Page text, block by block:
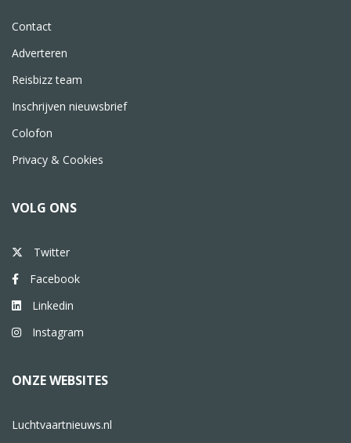
Contact
Adverteren
Reisbizz team
Inschrijven nieuwsbrief
Colofon
Privacy & Cookies
VOLG ONS
Twitter
Facebook
Linkedin
Instagram
ONZE WEBSITES
Luchtvaartnieuws.nl